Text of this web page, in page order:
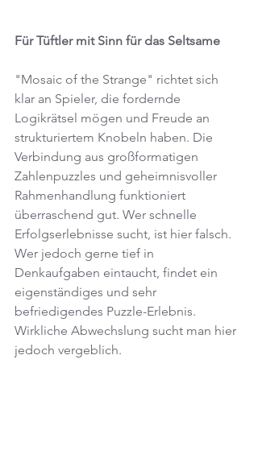
Für Tüftler mit Sinn für das Seltsame
"Mosaic of the Strange" richtet sich
klar an Spieler, die fordernde
Logikrätsel mögen und Freude an
strukturiertem Knobeln haben. Die
Verbindung aus großformatigen
Zahlenpuzzles und geheimnisvoller
Rahmenhandlung funktioniert
überraschend gut. Wer schnelle
Erfolgserlebnisse sucht, ist hier falsch.
Wer jedoch gerne tief in
Denkaufgaben eintaucht, findet ein
eigenständiges und sehr
befriedigendes Puzzle-Erlebnis.
Wirkliche Abwechslung sucht man hier
jedoch vergeblich.